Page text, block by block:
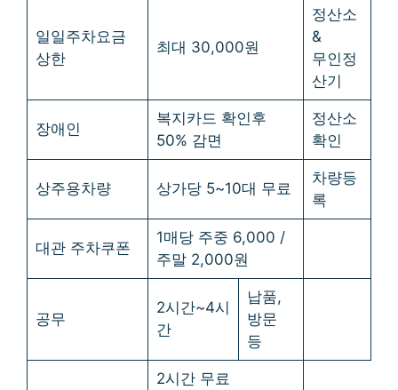
일일주차요금
상한
최대 30,000원
정산소
&
무인정
산기
장애인
복지카드 확인후
50% 감면
정산소
확인
상주용차량 상가당 5~10대 무료
차량등
록
대관 주차쿠폰
1매당 주중 6,000 /
주말 2,000원
공무
2시간~4시
간
납품,
방문
등
2시간 무료